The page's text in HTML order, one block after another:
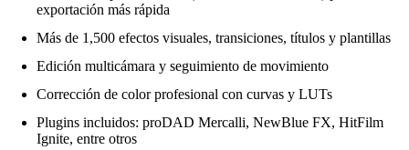
exportación más rápida
Más de 1,500 efectos visuales, transiciones, títulos y plantillas
Edición multicámara y seguimiento de movimiento
Corrección de color profesional con curvas y LUTs
Plugins incluidos: proDAD Mercalli, NewBlue FX, HitFilm
Ignite, entre otros